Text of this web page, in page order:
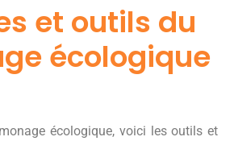
et outils du
écologique
écologique, voici les outils et